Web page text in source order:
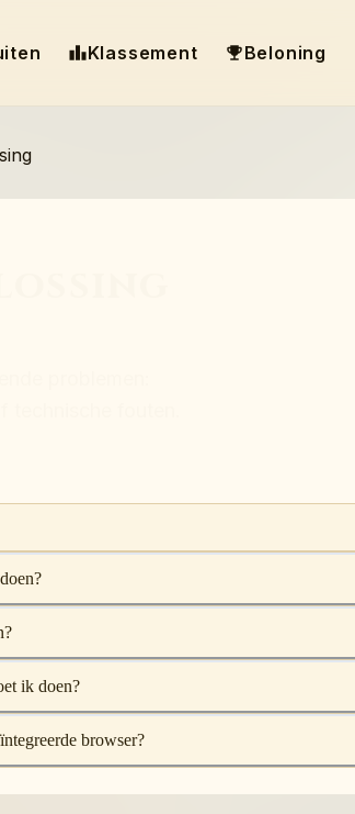
Klassement Beloning
ik doen?
browser?